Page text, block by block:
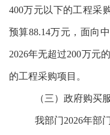
400万元以下的工程采
预算88.14万元，面向
2026年无超过200万元
的工程采购项目。
（三）政府购买
我部门2026年部